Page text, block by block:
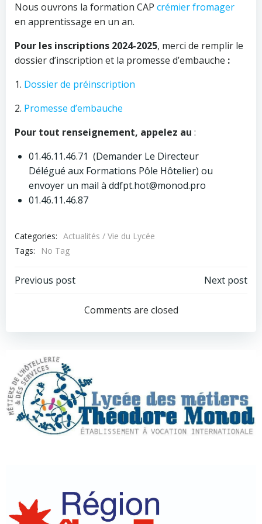
Nous ouvrons la formation CAP crémier fromager
en apprentissage en un an.
Pour les inscriptions 2024-2025, merci de remplir le
dossier d’inscription et la promesse d’embauche :
1. Dossier de préinscription
2. Promesse d’embauche
Pour tout renseignement, appelez au :
01.46.11.46.71 (Demander Le Directeur
Délégué aux Formations Pôle Hôtelier) ou
envoyer un mail à ddfpt.hot@monod.pro
01.46.11.46.87
Categories: Actualités / Vie du Lycée
Tags:
No Tag
Navigation
l’article
Previous post
Navigation
de
l’article
Next post
Comments are closed